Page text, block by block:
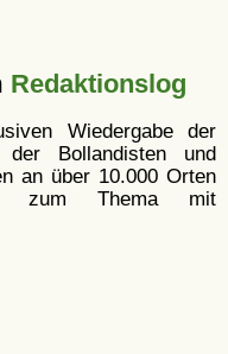
Redaktionslog
Wiedergabe der
der Bollandisten und
an über 10.000 Orten
zum Thema mit